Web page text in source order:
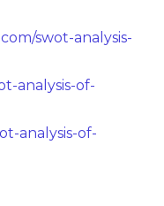
swot-analysis-
analysis-of-
analysis-of-